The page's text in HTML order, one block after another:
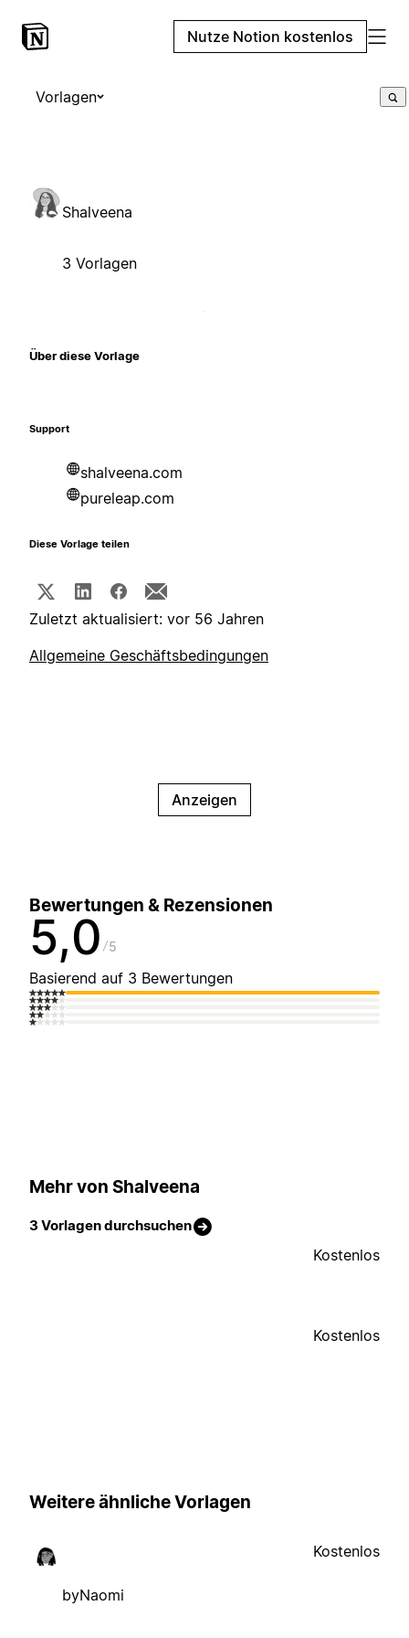
Nutze Notion kostenlos
Vorlagen
Shalveena
3 Vorlagen
Über diese Vorlage
Support
shalveena.com
pureleap.com
Diese Vorlage teilen
Zuletzt aktualisiert: vor 56 Jahren
Allgemeine Geschäftsbedingungen
Anzeigen
Bewertungen & Rezensionen
5,0 5
Basierend auf 3 Bewertungen
Mehr von Shalveena
3 Vorlagen durchsuchen
Kostenlos
Kostenlos
Weitere ähnliche Vorlagen
byNaomi
Kostenlos